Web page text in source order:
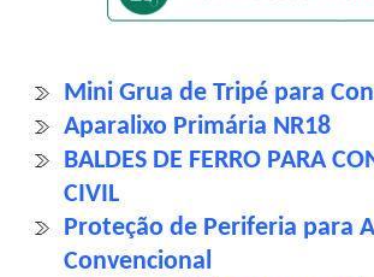
Mini Grua de Tripé para
Aparalixo Primária NR18
BALDES DE FERRO PARA
CIVIL
Proteção de Periferia para
Convencional